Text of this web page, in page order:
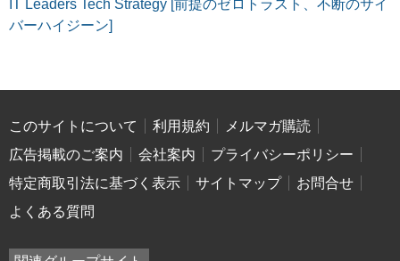
IT Leaders Tech Strategy [前提のゼロトラスト、不断のサイ
バーハイジーン]
このサイトについて 利用規約
メルマガ購読
広告掲載のご案内
会社案内
プライバシーポリシー
特定商取引法に基づく表示
サイトマップ
お問合せ
よくある質問